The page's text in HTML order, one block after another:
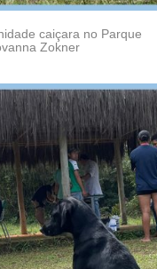
caiçara no Parque
Zokner